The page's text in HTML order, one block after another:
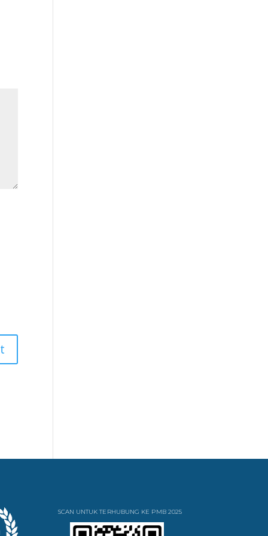
SCAN UNTUK TERHUBUNG KE PMB 2025